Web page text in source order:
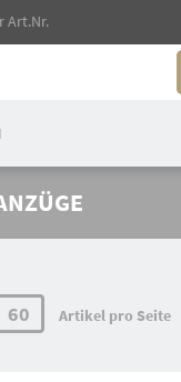
60 Artikel pro Seite